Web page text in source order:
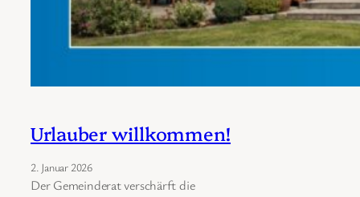
Urlauber willkommen!
2. Januar 2026
Der Gemeinderat verschärft die